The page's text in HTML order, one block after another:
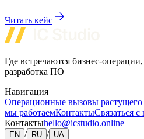
Читать кейс
Где встречаются бизнес-
разработка ПО
Навигация
Операционные вызовы растущего
мы работаемКонтактыСвязаться с
Контактыhello@icstudio.online
EN / RU / UA